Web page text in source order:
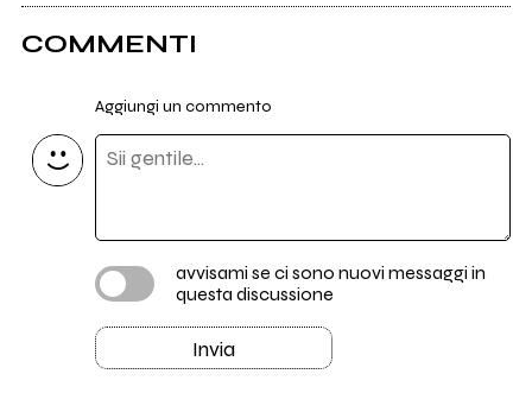
COMMENTI
Aggiungi un commento
avvisami se ci sono nuovi messaggi in
questa discussione
Invia